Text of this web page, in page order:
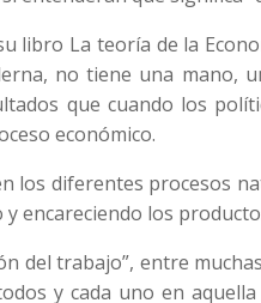
libro La teoría de la
no tiene una mano,
que cuando los
económico.
los diferentes procesos
encareciendo los
del trabajo”, entre
y cada uno en